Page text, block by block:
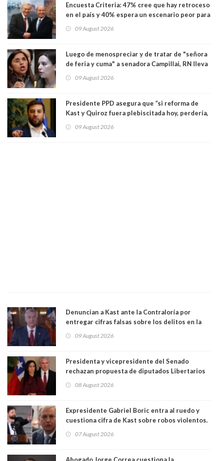
Encuesta Criteria: 47% cree que hay retroceso
en el país y 40% espera un escenario peor para
09 August 2026
Luego de menospreciar y de tratar de "señora
de feria y cuma" a senadora Campillai, RN lleva
09 August 2026
Presidente PPD asegura que “si reforma de
Kast y Quiroz fuera plebiscitada hoy, perdería,
a favor de la oposición, sería una victoria de la
09 August 2026
Denuncian a Kast ante la Contraloría por
entregar cifras falsas sobre los delitos en la
09 August 2026
Presidenta y vicepresidente del Senado
rechazan propuesta de diputados Libertarios
"Constituye un camino equivocado"
08 August 2026
Expresidente Gabriel Boric entra al ruedo y
cuestiona cifra de Kast sobre robos violentos.
07 August 2026